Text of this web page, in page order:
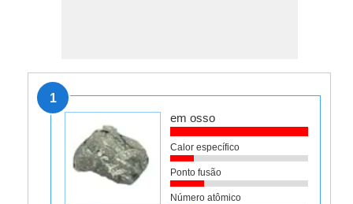
1
em osso
Calor específico
Ponto fusão
Número atômico